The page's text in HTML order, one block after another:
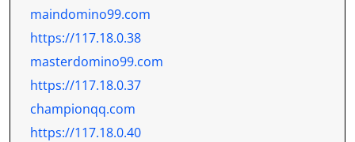
maindomino99.com
https://117.18.0.38
masterdomino99.com
https://117.18.0.37
championqq.com
https://117.18.0.40